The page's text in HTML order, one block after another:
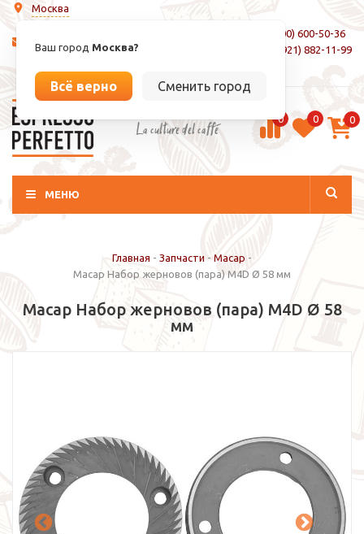
Москва
Ваш город Москва?
Всё верно Сменить город
info@espressoperfetto.ru
8 (800) 600-50-36
+7 (921) 882-11-99
La culture del caffé 0 0 0
МЕНЮ
Главная - Запчасти - Macap -
Macap Набор жерновов (пара) M4D Ø 58 мм
Macap Набор жерновов (пара) M4D Ø 58
мм